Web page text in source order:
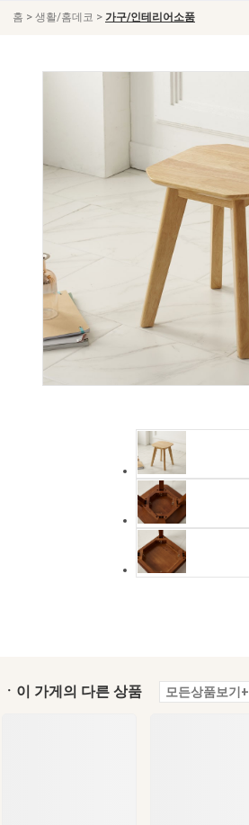
홈 > 생활/홈데코 > 가구/인테리어소품
ㆍ이 가게의 다른 상품 모든상품보기+